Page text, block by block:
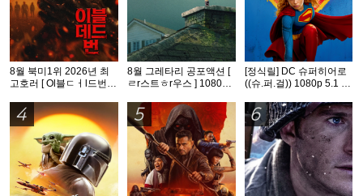
8월 북미1위 2026년 최
고호러 [ Ol블ㄷㅓl드번 ]
8월 그레타리 공포액션 [
ㄹr스트ㅎr우스 ] 1080p
[정식릴] DC 슈퍼히어로
((슈.퍼.걸)) 1080p 5.1 공
4 5 6